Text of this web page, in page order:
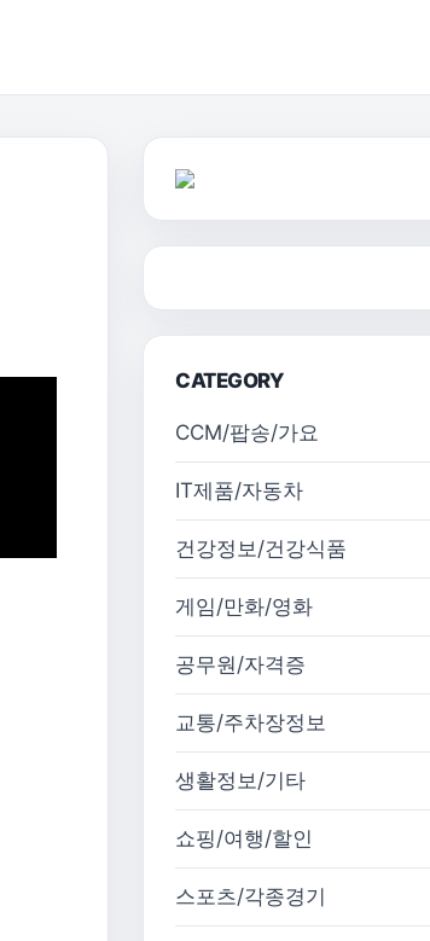
CATEGORY
CCM/팝송/가요
IT제품/자동차
건강정보/건강식품
게임/만화/영화
공무원/자격증
교통/주차장정보
생활정보/기타
쇼핑/여행/할인
스포츠/각종경기